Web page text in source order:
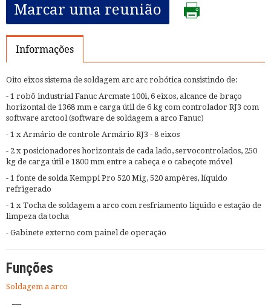
Marcar uma reunião
Informações
Oito eixos sistema de soldagem arc arc robótica consistindo de:
- 1 robô industrial Fanuc Arcmate 100i, 6 eixos, alcance de braço
horizontal de 1368 mm e carga útil de 6 kg com controlador RJ3 com
software arctool (software de soldagem a arco Fanuc)
- 1 x Armário de controle Armário RJ3 - 8 eixos
- 2 x posicionadores horizontais de cada lado, servocontrolados, 250
kg de carga útil e 1800 mm entre a cabeça e o cabeçote móvel
- 1 fonte de solda Kemppi Pro 520 Mig, 520 ampères, líquido
refrigerado
- 1 x Tocha de soldagem a arco com resfriamento líquido e estação de
limpeza da tocha
- Gabinete externo com painel de operação
Funções
Soldagem a arco